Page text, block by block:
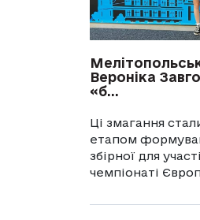
Вероніка
«б...
Ці змагання
етапом
збірної для
чемпіонаті